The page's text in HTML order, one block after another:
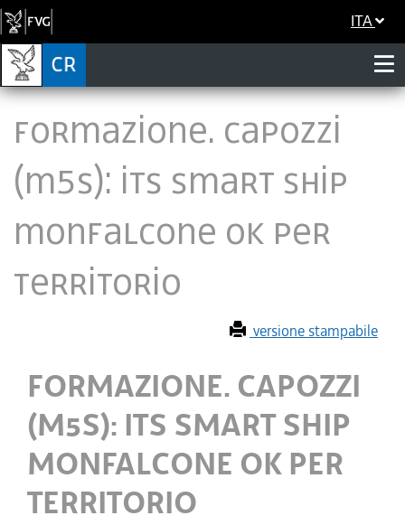
ITA
FORMAZIONE. CAPOZZI
(M5S): ITS SMART SHIP
MONFALCONE OK PER
TERRITORIO
versione stampabile
FORMAZIONE. CAPOZZI
(M5S): ITS SMART SHIP
MONFALCONE OK PER
TERRITORIO